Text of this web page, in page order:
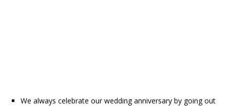
We always celebrate our wedding anniversary by going out